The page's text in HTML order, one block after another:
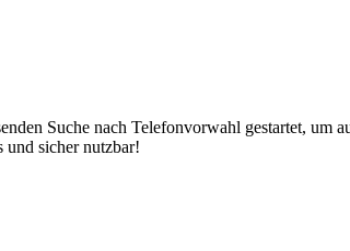
Suche nach Telefonvorwahl gestartet,
und sicher nutzbar!